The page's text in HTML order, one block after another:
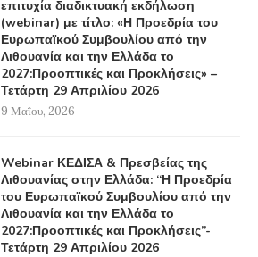
επιτυχία διαδικτυακή εκδήλωση
(webinar) με τίτλο: «Η Προεδρία του
Ευρωπαϊκού Συμβουλίου από την
Λιθουανία και την Ελλάδα το
2027:Προοπτικές και Προκλήσεις» –
Τετάρτη 29 Απριλίου 2026
9 Μαΐου, 2026
Webinar ΚΕΔΙΣΑ & Πρεσβείας της
Λιθουανίας στην Ελλάδα: “Η Προεδρία
του Ευρωπαϊκού Συμβουλίου από την
Λιθουανία και την Ελλάδα το
2027:Προοπτικές και Προκλήσεις”-
Τετάρτη 29 Απριλίου 2026